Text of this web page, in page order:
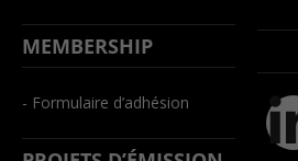
MEMBERSHIP
- Formulaire d’adhésion